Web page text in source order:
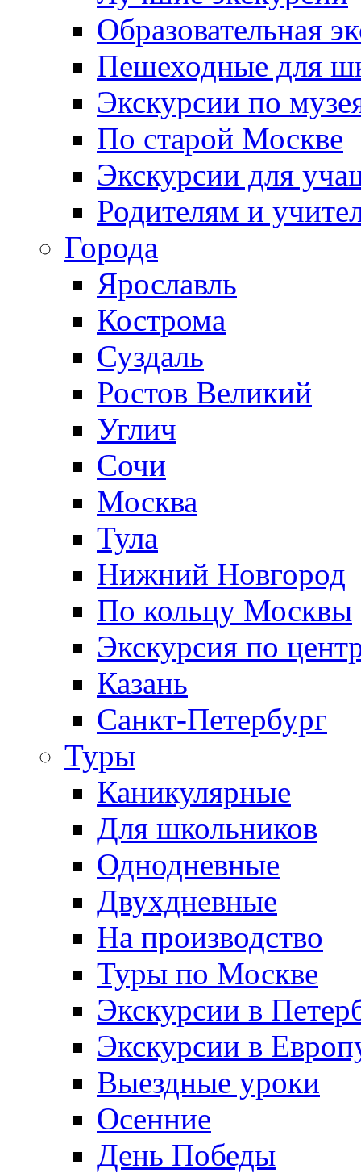
Образовательная
Пешеходные для
Экскурсии по
По старой Москве
Экскурсии для
Родителям и
Города
Ярославль
Кострома
Суздаль
Ростов Великий
Углич
Сочи
Москва
Тула
Нижний Новгород
По кольцу Москвы
Экскурсия по
Казань
Санкт-Петербург
Туры
Каникулярные
Для школьников
Однодневные
Двухдневные
На производство
Туры по Москве
Экскурсии в
Экскурсии в
Выездные уроки
Осенние
День Победы